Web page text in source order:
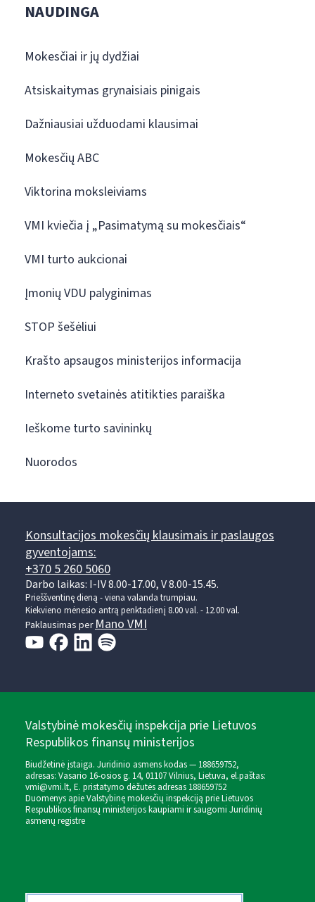
NAUDINGA
Mokesčiai ir jų dydžiai
Atsiskaitymas grynaisiais pinigais
Dažniausiai užduodami klausimai
Mokesčių ABC
Viktorina moksleiviams
VMI kviečia į „Pasimatymą su mokesčiais“
VMI turto aukcionai
Įmonių VDU palyginimas
STOP šešėliui
Krašto apsaugos ministerijos informacija
Interneto svetainės atitikties paraiška
Ieškome turto savininkų
Nuorodos
Konsultacijos mokesčių klausimais ir paslaugos
gyventojams:
+370 5 260 5060
Darbo laikas: I-IV 8.00-17.00, V 8.00-15.45.
Prieššventinę dieną - viena valanda trumpiau.
Kiekvieno mėnesio antrą penktadienį 8.00 val. - 12.00 val.
Paklausimas perMano VMI
Valstybinė mokesčių inspekcija prie Lietuvos
Respublikos finansų ministerijos
Biudžetinė įstaiga. Juridinio asmens kodas — 188659752,
adresas: Vasario 16-osios g. 14, 01107 Vilnius, Lietuva, el.paštas:
vmi@vmi.lt, E. pristatymo dėžutės adresas 188659752
Duomenys apie Valstybinę mokesčių inspekciją prie Lietuvos
Respublikos finansų ministerijos kaupiami ir saugomi Juridinių
asmenų registre